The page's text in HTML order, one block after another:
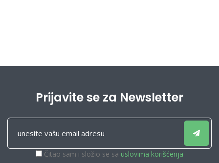
Prijavite se za Newsletter
Čitao sam i složio se sa uslovima korišćenja